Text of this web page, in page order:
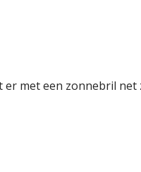
met een zonnebril net